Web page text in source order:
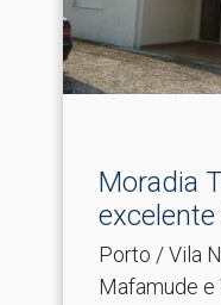
Moradia
Porto / Vila
Mafamude e